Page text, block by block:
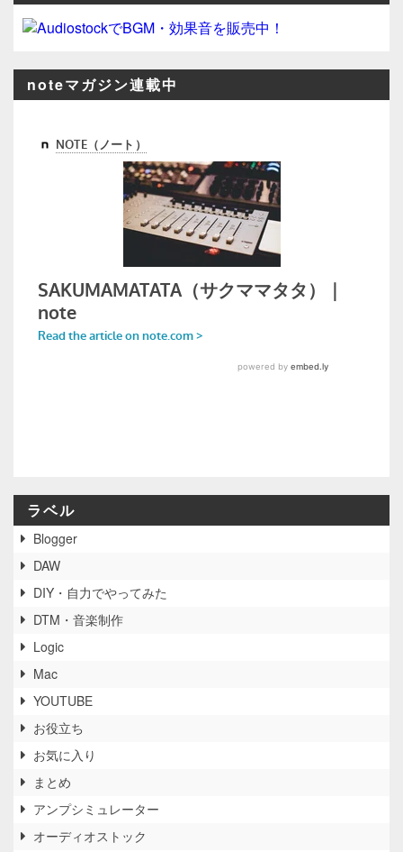
noteマガジン連載中
ラベル
Blogger
DAW
DIY・自力でやってみた
DTM・音楽制作
Logic
Mac
YOUTUBE
お役立ち
お気に入り
まとめ
アンプシミュレーター
オーディオストック